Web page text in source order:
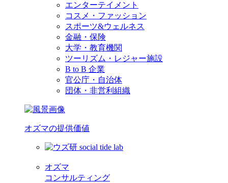
エンターテイメント
コスメ・ファッション
スポーツ&ウェルネス
金融・保険
大学・教育機関
ツーリズム・レジャー施設
B to B 企業
官公庁・自治体
団体・非営利組織
オズマの提供価値
オズマ
コンサルティング